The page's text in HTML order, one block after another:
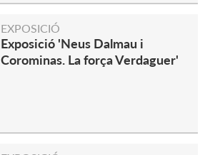
EXPOSICIÓ
Exposició 'Neus Dalmau i
Corominas. La força Verdaguer'